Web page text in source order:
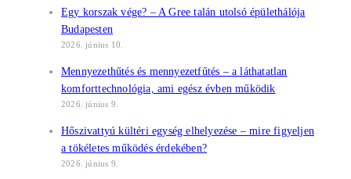
Egy korszak vége? – A Gree talán utolsó épülethálója
Budapesten
2026. június 10.
Mennyezethűtés és mennyezetfűtés – a láthatatlan
komforttechnológia, ami egész évben működik
2026. június 9.
Hőszivattyú kültéri egység elhelyezése – mire figyeljen
a tökéletes működés érdekében?
2026. június 9.